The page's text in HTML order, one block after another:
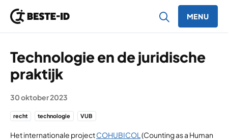
MENU
Technologie en de juridische
praktijk
30 oktober 2023
recht technologie VUB
Het internationale projectCOHUBICOL (Counting as a Human